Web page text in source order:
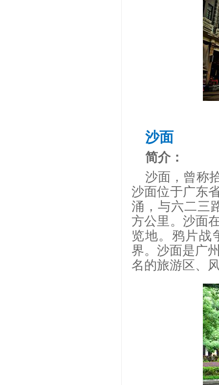
沙面
简介：
沙面，曾称
沙面位于广东
涌，与六二三
方公里。沙面
览地。鸦片战
界。沙面是广
名的旅游区、